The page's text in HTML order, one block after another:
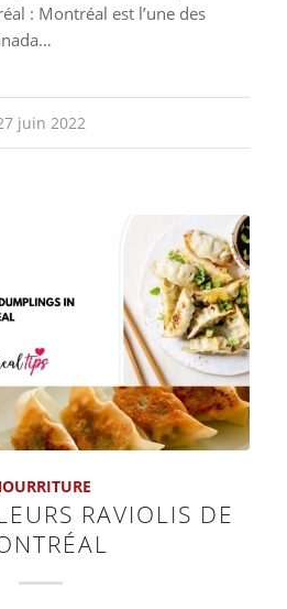
: Montréal est l’une des
juin 2022
RAVIOLIS DE